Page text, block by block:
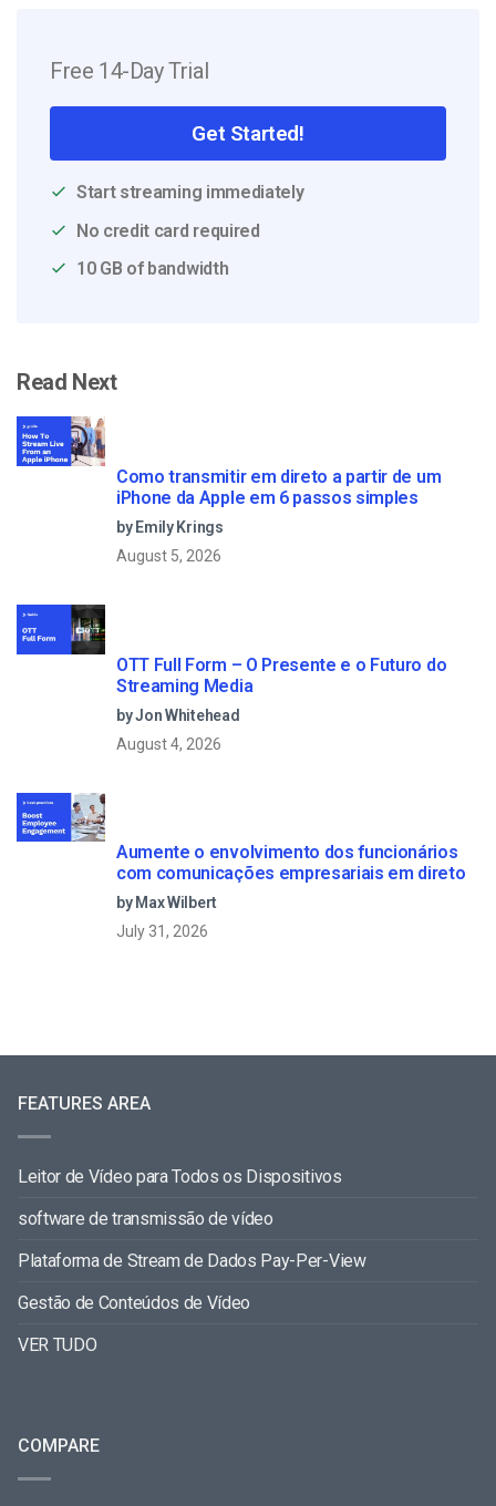
Free 14-Day Trial
Get Started!
Start streaming immediately
No credit card required
10 GB of bandwidth
Read Next
Como transmitir em direto a partir de um
iPhone da Apple em 6 passos simples
by Emily Krings
August 5, 2026
OTT Full Form – O Presente e o Futuro do
Streaming Media
by Jon Whitehead
August 4, 2026
Aumente o envolvimento dos funcionários
com comunicações empresariais em direto
by Max Wilbert
July 31, 2026
FEATURES AREA
Leitor de Vídeo para Todos os Dispositivos
software de transmissão de vídeo
Plataforma de Stream de Dados Pay-Per-View
Gestão de Conteúdos de Vídeo
VER TUDO
COMPARE